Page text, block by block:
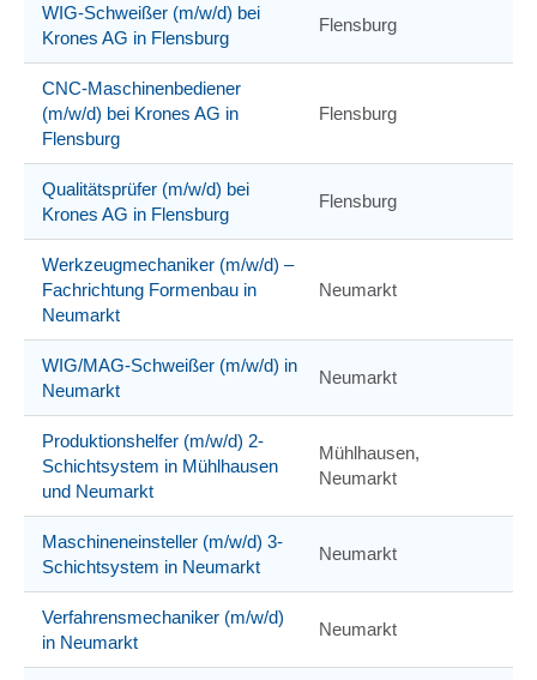
WIG-Schweißer (m/w/d) bei
Krones AG in Flensburg
Flensburg
CNC-Maschinenbediener
(m/w/d) bei Krones AG in
Flensburg
Flensburg
Qualitätsprüfer (m/w/d) bei
Krones AG in Flensburg
Flensburg
Werkzeugmechaniker (m/w/d) –
Fachrichtung Formenbau in
Neumarkt
Neumarkt
WIG/MAG-Schweißer (m/w/d) in
Neumarkt
Neumarkt
Produktionshelfer (m/w/d) 2-
Schichtsystem in Mühlhausen
und Neumarkt
Mühlhausen,
Neumarkt
Maschineneinsteller (m/w/d) 3-
Schichtsystem in Neumarkt
Neumarkt
Verfahrensmechaniker (m⁠/⁠w⁠/⁠d)
in Neumarkt
Neumarkt